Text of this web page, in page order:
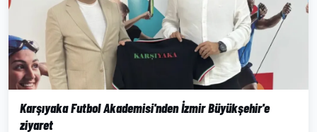
Karşıyaka Futbol Akademisi'nden İzmir Büyükşehir'e
ziyaret